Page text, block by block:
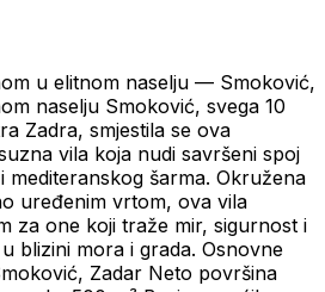
u elitnom naselju — Smoković,
naselju Smoković, svega 10
Zadra, smjestila se ova
vila koja nudi savršeni spoj
mediteranskog šarma. Okružena
uređenim vrtom, ova vila
za one koji traže mir, sigurnost i
blizini mora i grada. Osnovne
Zadar Neto površina